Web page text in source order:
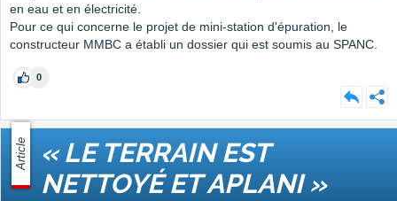
en eau et en électricité.
Pour ce qui concerne le projet de mini-station d'épuration, le
constructeur MMBC a établi un dossier qui est soumis au SPANC.
0
Article « LE TERRAIN EST
NETTOYÉ ET APLANI »